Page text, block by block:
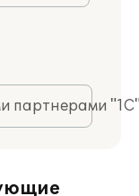
партнерами